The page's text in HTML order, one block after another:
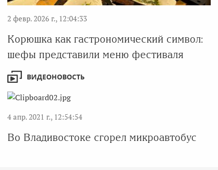
2 февр. 2026 г., 12:04:33
Корюшка как гастрономический символ:
шефы представили меню фестиваля
ВИДЕОНОВОСТЬ
4 апр. 2021 г., 12:54:54
Во Владивостоке сгорел микроавтобус